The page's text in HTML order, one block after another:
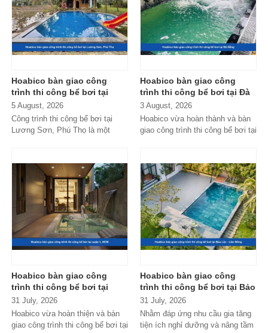
Hoabico bàn giao công
trình thi công bể bơi tại
Lương Sơn, Phú Thọ
5 August, 2026
Công trình thi công bể bơi tại
Lương Sơn, Phú Thọ là một
Hoabico bàn giao công
trình thi công bể bơi tại Đà
Nẵng
3 August, 2026
Hoabico vừa hoàn thành và bàn
giao công trình thi công bể bơi tại
Hoabico bàn giao công
trình thi công bể bơi tại
quận 1, HCM
31 July, 2026
Hoabico vừa hoàn thiện và bàn
giao công trình thi công bể bơi tại
Hoabico bàn giao công
trình thi công bể bơi tại Bảo
Lộc - Lâm Đồng
31 July, 2026
Nhằm đáp ứng nhu cầu gia tăng
tiện ích nghỉ dưỡng và nâng tầm